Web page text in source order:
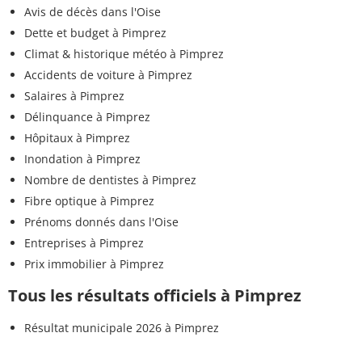
Avis de décès dans l'Oise
Dette et budget à Pimprez
Climat & historique météo à Pimprez
Accidents de voiture à Pimprez
Salaires à Pimprez
Délinquance à Pimprez
Hôpitaux à Pimprez
Inondation à Pimprez
Nombre de dentistes à Pimprez
Fibre optique à Pimprez
Prénoms donnés dans l'Oise
Entreprises à Pimprez
Prix immobilier à Pimprez
Tous les résultats officiels à Pimprez
Résultat municipale 2026 à Pimprez